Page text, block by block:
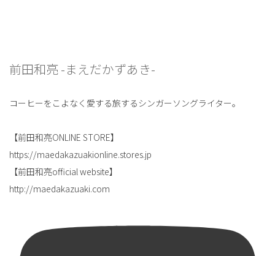
前田和亮 -まえだかずあき-
コーヒーをこよなく愛する旅するシンガーソングライター。
【前田和亮ONLINE STORE】
https://maedakazuakionline.stores.jp
【前田和亮official website】
http://maedakazuaki.com